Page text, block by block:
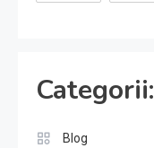
Categorii:
Blog